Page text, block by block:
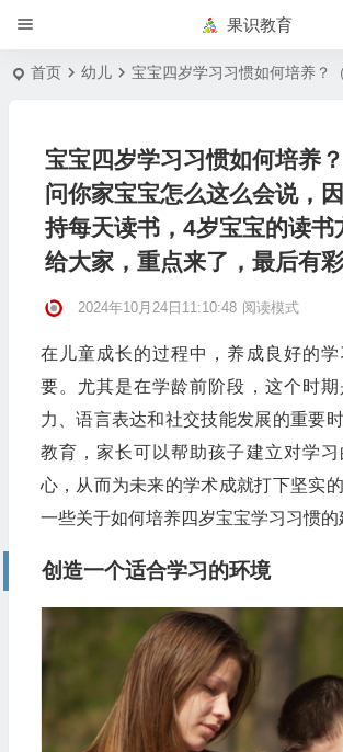
果识教育
首页 幼儿 宝宝四岁学习习惯如何培养？
宝宝四岁学习习惯如何培养
问你家宝宝怎么这么会说，
持每天读书，4岁宝宝的读书
给大家，重点来了，最后有彩
2024年10月24日11:10:48 阅读模式
在儿童成长的过程中，养成良好的
要。尤其是在学龄前阶段，这个时
力、语言表达和社交技能发展的重要
教育，家长可以帮助孩子建立对学
心，从而为未来的学术成就打下坚实
一些关于如何培养四岁宝宝学习习惯的
创造一个适合学习的环境